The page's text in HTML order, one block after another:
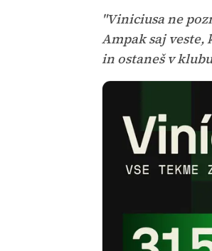
"Viniciusa ne
Ampak saj veste,
in ostaneš v